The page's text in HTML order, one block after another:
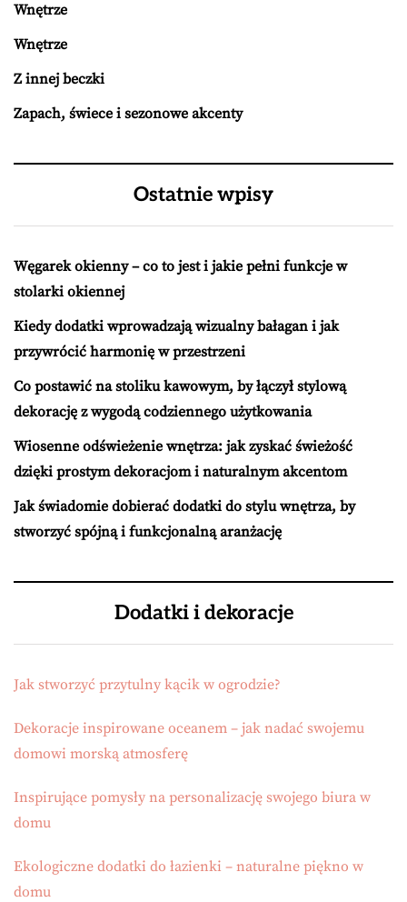
Wnętrze
Wnętrze
Z innej beczki
Zapach, świece i sezonowe akcenty
Ostatnie wpisy
Węgarek okienny – co to jest i jakie pełni funkcje w
stolarki okiennej
Kiedy dodatki wprowadzają wizualny bałagan i jak
przywrócić harmonię w przestrzeni
Co postawić na stoliku kawowym, by łączył stylową
dekorację z wygodą codziennego użytkowania
Wiosenne odświeżenie wnętrza: jak zyskać świeżość
dzięki prostym dekoracjom i naturalnym akcentom
Jak świadomie dobierać dodatki do stylu wnętrza, by
stworzyć spójną i funkcjonalną aranżację
Dodatki i dekoracje
Jak stworzyć przytulny kącik w ogrodzie?
Dekoracje inspirowane oceanem – jak nadać swojemu
domowi morską atmosferę
Inspirujące pomysły na personalizację swojego biura w
domu
Ekologiczne dodatki do łazienki – naturalne piękno w
domu